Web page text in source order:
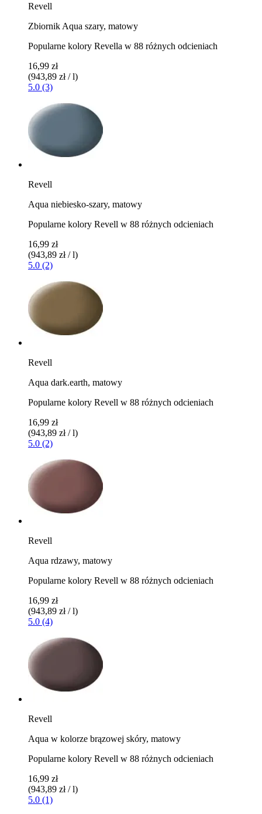
Revell
Zbiornik Aqua szary, matowy
Popularne kolory Revella w 88 różnych odcieniach
16,99 zł
(943,89 zł / l)
5.0 (3)
Revell
Aqua niebiesko-szary, matowy
Popularne kolory Revell w 88 różnych odcieniach
16,99 zł
(943,89 zł / l)
5.0 (2)
Revell
Aqua dark.earth, matowy
Popularne kolory Revell w 88 różnych odcieniach
16,99 zł
(943,89 zł / l)
5.0 (2)
Revell
Aqua rdzawy, matowy
Popularne kolory Revell w 88 różnych odcieniach
16,99 zł
(943,89 zł / l)
5.0 (4)
Revell
Aqua w kolorze brązowej skóry, matowy
Popularne kolory Revell w 88 różnych odcieniach
16,99 zł
(943,89 zł / l)
5.0 (1)